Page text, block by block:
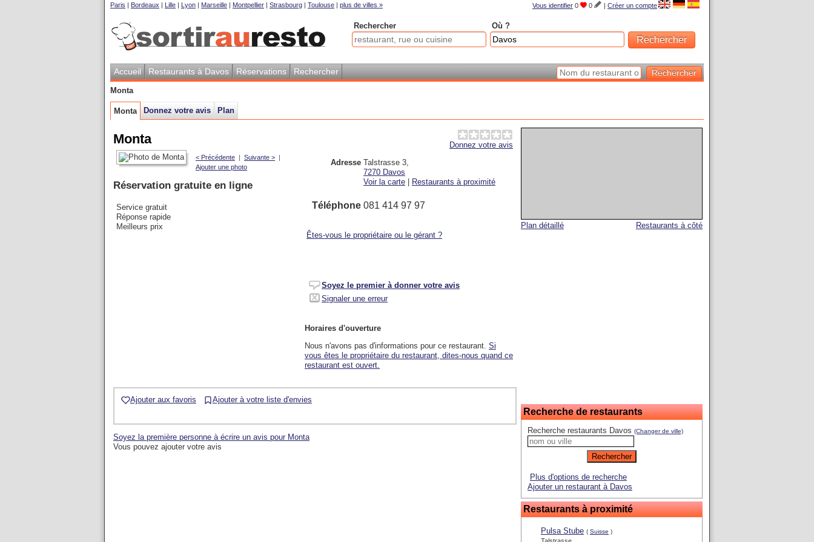
Vous identifier 0 0 | Créer un compte
Paris | Bordeaux | Lille | Lyon | Marseille | Montpellier | Strasbourg | Toulouse | plus de villes »
Rechercher Où ?
Accueil Restaurants à Davos Réservations Rechercher
Monta
Monta Donnez votre avis Plan
Restaurants à côté
Plan détaillé
Recherche de restaurants
Recherche restaurants Davos (Changer de ville)
Plus d'options de recherche
Ajouter un restaurant à Davos
Restaurants à proximité
Pulsa Stube ( Suisse )
Donnez votre avis
Monta
Adresse Talstrasse 3,
7270 Davos
Voir la carte
Restaurants à proximité
Téléphone 081 414 97 97
Êtes-vous le propriétaire ou le gérant ?
Soyez le premier à donner votre avis
Signaler une erreur
Horaires d'ouverture
Nous n'avons pas d'informations pour ce restaurant. Si
vous êtes le propriétaire du restaurant, dites-nous quand ce
restaurant est ouvert.
< Précédente | Suivante > |
Ajouter une photo
Réservation gratuite en ligne
Service gratuit
Réponse rapide
Meilleurs prix
Ajouter aux favoris Ajouter à votre liste d'envies
Soyez la première personne à écrire un avis pour Monta
Vous pouvez ajouter votre avis